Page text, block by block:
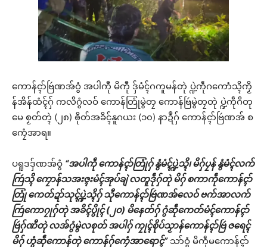
ကောန်ၚာ်ဗြဴဏအ်ဝွံ အပါကီု မိကီု ဒှ်မံၚ်ဂကူမန်တုဲ ပ္ဍဲကဵုဂကောံသ္ၚိကၟိ
န်အိန်ထံၚ်ဂှ် ကလိဂွံလဝ် ကောန်တြုံမွဲတၠ ကောန်ဗြဴမွဲတၠတုဲ ပ္ဍဲကဵုဂိတု
မေ စၟတ်တ္ၚဲ (၂၈) ၜိုတ်အခိၚ်နူဂယး (၁၀) နာဍဳဂှ် ကောန်ၚာ်ဗြဴဏအ် စ
ကၠေံအာရ။
ပရူဒဒှ်ဏအ်ဝွံ “အပါကဵု ကောန်ၚာ်တြုံဂှ် နွံမံၚ်ပ္ဍဲသ္ၚိ၊ မိဂှ်ပၠန် နွံမံၚ်လက်
ကြဴသ္ၚိ ကၠောန်သအးဇ္ၚးမံၚ်အုပ်ချဲ လတူဒဵုဂှ်တုဲ မိဂှ် စကာကဵုကောန်ၚာ်
တြုံ ကေတ်ဍာ်သုၚ်ပ္ဍဲသ္ၚိဂှ် သီုကောန်ၚာ်ဗြဴဏအ်လေဝ် ဗက်အာလက်
ကြဴကောဂၠုဂှ်တုဲ အခိၚ်ပွိုၚ် (၂၀) မိနေတ်ဂှ် ဂွံဆဵုကေတ်မံၚ်ကောန်ၚာ်
ဗြဴဂှ်ဏီတုဲ လအ်ဂွံမွဲလစုတ် အပါဂှ် ကၠုၚ်စိုပ်သၟာန်ကောန်ၚာ်ဗြဴ ဇရေၚ်
မိဂှ် ဟွံဆဵုကောန်တုဲ ကောန်ဂှ်ကၠေံအာရောၚ်”သာ်ဝွံ မိကဵုမကောန်ၚာ်